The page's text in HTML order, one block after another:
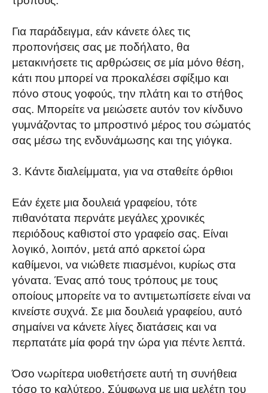
Για παράδειγμα, εάν κάνετε όλες τις
προπονήσεις σας με ποδήλατο, θα
μετακινήσετε τις αρθρώσεις σε μία μόνο θέση,
κάτι που μπορεί να προκαλέσει σφίξιμο και
πόνο στους γοφούς, την πλάτη και το στήθος
σας. Μπορείτε να μειώσετε αυτόν τον κίνδυνο
γυμνάζοντας το μπροστινό μέρος του σώματός
σας μέσω της ενδυνάμωσης και της γιόγκα.
3. Κάντε διαλείμματα, για να σταθείτε όρθιοι
Εάν έχετε μια δουλειά γραφείου, τότε
πιθανότατα περνάτε μεγάλες χρονικές
περιόδους καθιστοί στο γραφείο σας. Είναι
λογικό, λοιπόν, μετά από αρκετοί ώρα
καθίμενοι, να νιώθετε πιασμένοι, κυρίως στα
γόνατα. Ένας από τους τρόπους με τους
οποίους μπορείτε να το αντιμετωπίσετε είναι να
κινείστε συχνά. Σε μια δουλειά γραφείου, αυτό
σημαίνει να κάνετε λίγες διατάσεις και να
περπατάτε μία φορά την ώρα για πέντε λεπτά.
Όσο νωρίτερα υιοθετήσετε αυτή τη συνήθεια
τόσο το καλύτερο. Σύμφωνα με μια μελέτη του